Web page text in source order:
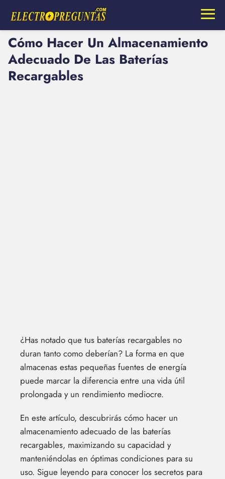
Cómo Hacer Un Almacenamiento
Adecuado De Las Baterías
Recargables
¿Has notado que tus baterías recargables no
duran tanto como deberían? La forma en que
almacenas estas pequeñas fuentes de energía
puede marcar la diferencia entre una vida útil
prolongada y un rendimiento mediocre.
En este artículo, descubrirás cómo hacer un
almacenamiento adecuado de las baterías
recargables, maximizando su capacidad y
manteniéndolas en óptimas condiciones para su
uso. Sigue leyendo para conocer los secretos para